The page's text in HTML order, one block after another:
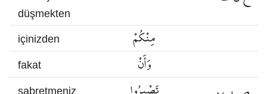
düşmekten
içinizden مِنْكُمْ
fakat وَأَنْ